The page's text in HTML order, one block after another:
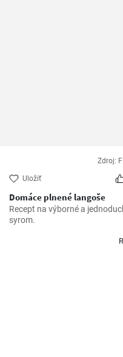
Zdroj:
Uložiť
Domáce plnené langoše
Recept na výborné a
syrom.